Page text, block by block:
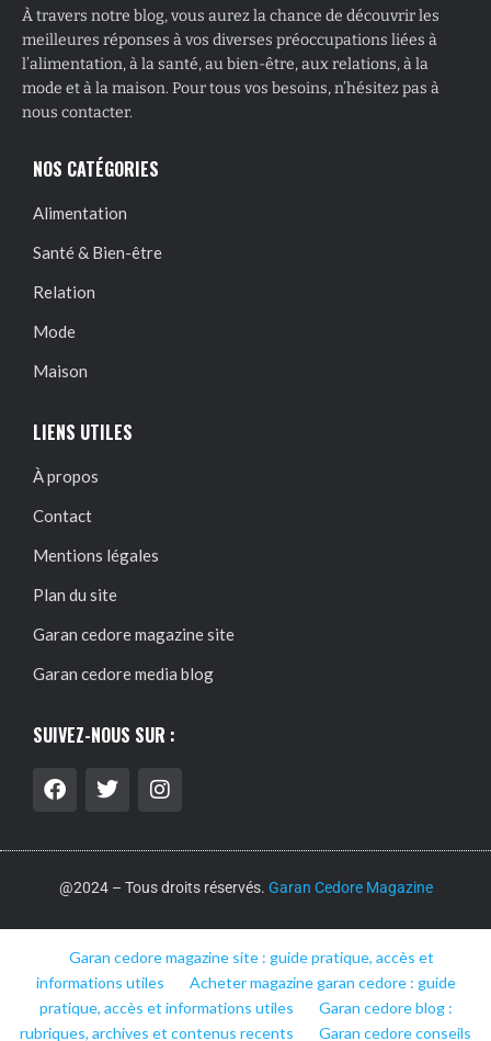
À travers notre blog, vous aurez la chance de découvrir les
meilleures réponses à vos diverses préoccupations liées à
l’alimentation, à la santé, au bien-être, aux relations, à la
mode et à la maison. Pour tous vos besoins, n’hésitez pas à
nous contacter.
NOS CATÉGORIES
Alimentation
Santé & Bien-être
Relation
Mode
Maison
LIENS UTILES
À propos
Contact
Mentions légales
Plan du site
Garan cedore magazine site
Garan cedore media blog
SUIVEZ-NOUS SUR :
@2024 – Tous droits réservés. Garan Cedore Magazine
Garan cedore magazine site : guide pratique, accès et
informations utiles
Acheter magazine garan cedore : guide
pratique, accès et informations utiles
Garan cedore blog :
rubriques, archives et contenus recents
Garan cedore conseils